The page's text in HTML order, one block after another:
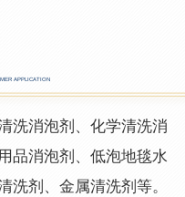
APPLICATION
消泡剂、化学清洗消
品消泡剂、低泡地毯水
洗剂、金属清洗剂等。